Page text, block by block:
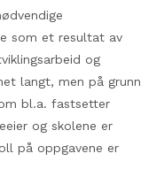
som et resultat av
og
langt, men på grunn
bl.a. fastsetter
og skolene er
på oppgavene er